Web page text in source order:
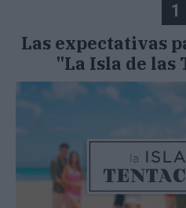
1
Las expectativas
"La Isla de las